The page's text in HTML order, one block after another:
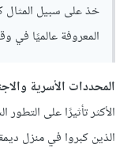
خذ على سبيل المثال
المعروفة عالميًا في
المحددات الأسرية
الأكثر تأثيرًا على
الذين كبروا في منزل